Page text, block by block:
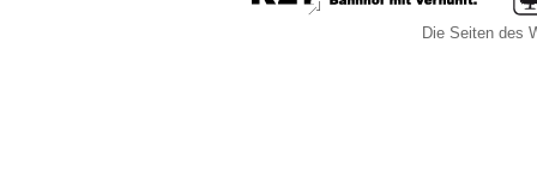
Die Seiten des